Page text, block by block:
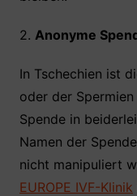
2. Anonyme
In Tschechien ist
oder der
Spende in
Namen der
nicht manipuliert
EUROPE IVF-Klinik